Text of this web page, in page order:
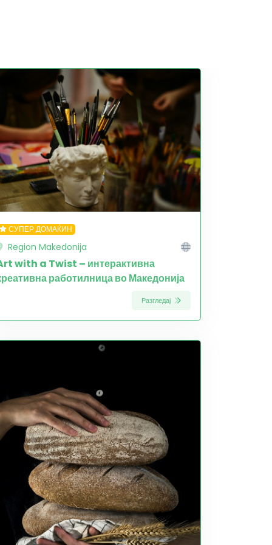
СУПЕР ДОМАЌИН
Region Makedonija
with a Twist – интерактивна
работилница во Македонија
Разгледај